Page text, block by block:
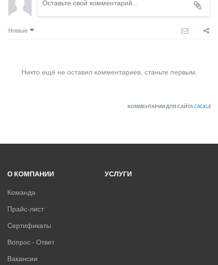
Новые
Никто ещё не оставил комментариев, станьте первым.
КОММЕНТАРИИ ДЛЯ САЙТАCACKLE
О КОМПАНИИ
Команда
Прайс-лист
Сертификаты
Вопрос - Ответ
Вакансии
УСЛУГИ